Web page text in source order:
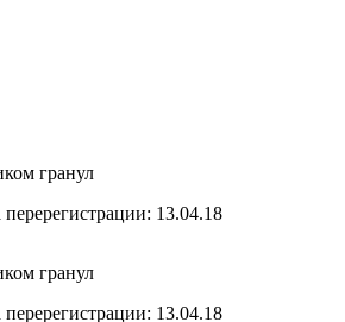
гранул
13.04.18
гранул
13.04.18